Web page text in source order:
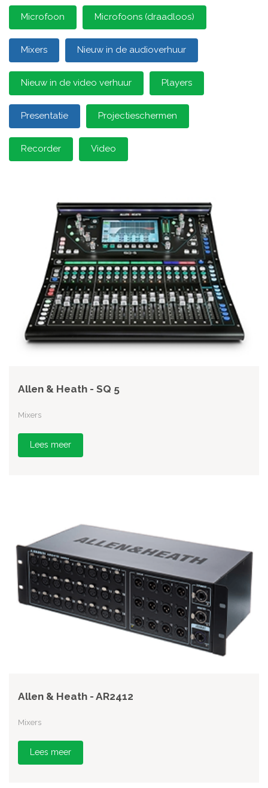
Microfoon Microfoons (draadloos)
Mixers Nieuw in de audioverhuur
Nieuw in de video verhuur Players
Presentatie Projectieschermen
Recorder Video
Allen & Heath - SQ 5
Mixers
Lees meer
Allen & Heath - AR2412
Mixers
Lees meer